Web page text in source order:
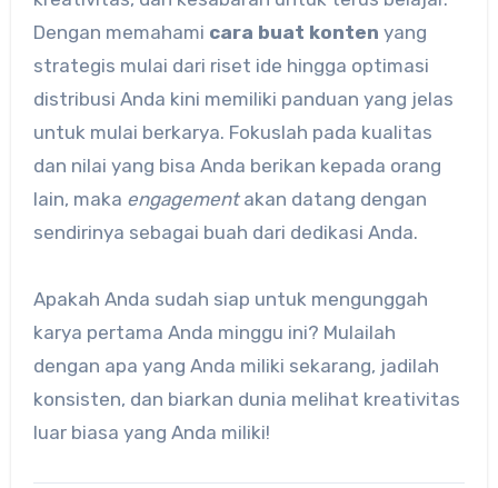
Dengan memahami cara buat konten yang
strategis mulai dari riset ide hingga optimasi
distribusi Anda kini memiliki panduan yang jelas
untuk mulai berkarya. Fokuslah pada kualitas
dan nilai yang bisa Anda berikan kepada orang
lain, maka engagementakan datang dengan
sendirinya sebagai buah dari dedikasi Anda.
Apakah Anda sudah siap untuk mengunggah
karya pertama Anda minggu ini? Mulailah
dengan apa yang Anda miliki sekarang, jadilah
konsisten, dan biarkan dunia melihat kreativitas
luar biasa yang Anda miliki!